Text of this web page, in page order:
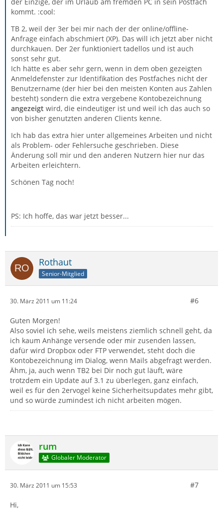
kommt. :cool:
TB 2, weil der 3er bei mir nach der der online/offline-
Anfrage einfach abschmiert (XP). Das will ich jetzt aber nicht
durchkauen. Der 2er funktioniert tadellos und ist auch
sonst sehr gut.
Ich hätte es aber sehr gern, wenn in dem oben gezeigten
Anmeldefenster zur Identifikation des Postfaches nicht der
Benutzername (der hier bei den meisten Konten aus Zahlen
besteht) sondern die extra vergebene Kontobezeichnung
angezeigt wird, die eindeutiger ist und weil ich das auch so
von bisher genutzten anderen Clients kenne.
Ich hab das extra hier unter allgemeines Arbeiten und nicht
als Problem- oder Fehlersuche geschrieben. Diese
Änderung soll mir und den anderen Nutzern hier nur das
Arbeiten erleichtern.
Schönen Tag noch!
PS: Ich hoffe, das war jetzt besser...
Rothaut
Senior-Mitglied
30. März 2011 um 11:24 #6
Guten Morgen!
Also soviel ich sehe, weils meistens ziemlich schnell geht, da
ich kaum Anhänge versende oder mir zusenden lassen,
dafür wird Dropbox oder FTP verwendet, steht doch die
Kontobezeichnung im Dialog, wenn Mails abgefragt werden.
Ähm, ja, auch wenn TB2 bei Dir noch gut läuft, wäre
trotzdem ein Update auf 3.1 zu überlegen, ganz einfach,
weil es für den 2ervogel keine Sicherheitsupdates mehr gibt,
und so würde zumindest ich nicht arbeiten mögen.
rum
Globaler Moderator
30. März 2011 um 15:53 #7
Hi,